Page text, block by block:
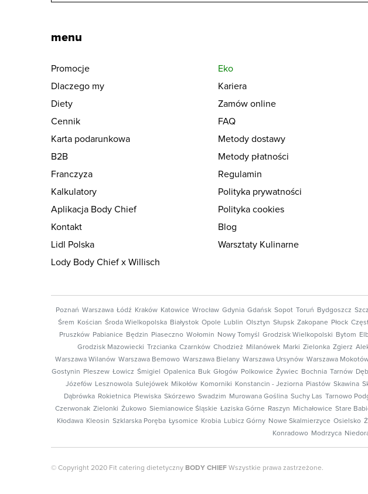
menu
Promocje
Eko
Dlaczego my
Kariera
Diety
Zamów online
Cennik
FAQ
Karta podarunkowa
Metody dostawy
B2B
Metody płatności
Franczyza
Regulamin
Kalkulatory
Polityka prywatności
Aplikacja Body Chief
Polityka cookies
Kontakt
Blog
Lidl Polska
Warsztaty Kulinarne
Lody Body Chief x Willisch
Poznań Warszawa Łódź Kraków Katowice Wrocław Gdynia Gdańsk Sopot Toruń Bydgoszcz
Śrem
Kościan Środa Wielkopolska Białystok Opole Lublin Olsztyn Słupsk Zakopane Płock
Pruszków
Pabianice Będzin Piaseczno Wołomin Nowy Tomyśl Grodzisk Wielkopolski Bytom
Grodzisk Mazowiecki Trzcianka Czarnków Chodzież Milanówek Marki Zielonka Zgierz
Warszawa Wilanów Warszawa Bemowo Warszawa Bielany Warszawa Ursynów Warszawa
Gostynin
Pleszew Łowicz Śmigiel Opalenica Buk Głogów Polkowice Żywiec Bochnia Tarnów
Józefów Lesznowola Sulejówek Mikołów Komorniki Konstancin - Jeziorna Piastów Skawina
Dąbrówka
Rokietnica Plewiska Skórzewo Swadzim Murowana Goślina Suchy Las Tarnowo
Czerwonak Zielonki Żukowo Siemianowice Śląskie Łaziska Górne Raszyn Michałowice Stare
Kłodawa
Kleosin Szklarska Poręba Łysomice Krobia Lubicz Górny Nowe Skalmierzyce Osielsko
Konradowo
Modrzyca
© Copyright 2020 Fit catering dietetyczny BODY CHIEF Wszystkie prawa zastrzeżone.